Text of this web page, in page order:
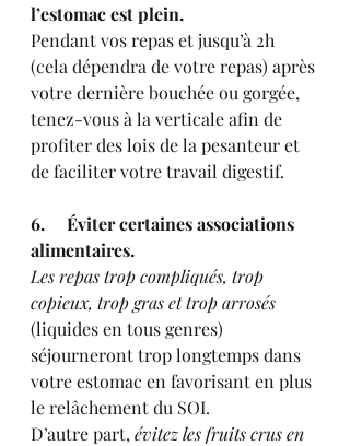
l’estomac est plein.
Pendant vos repas et jusqu’à 2h
(cela dépendra de votre repas) après
votre dernière bouchée ou gorgée,
tenez-vous à la verticale afin de
profiter des lois de la pesanteur et
de faciliter votre travail digestif.
6.     Éviter certaines associations
alimentaires.
Les repas trop compliqués, trop
copieux, trop gras et trop arrosés
(liquides en tous genres)
séjourneront trop longtemps dans
votre estomac en favorisant en plus
le relâchement du SOI.
D’autre part, évitez les fruits crus en